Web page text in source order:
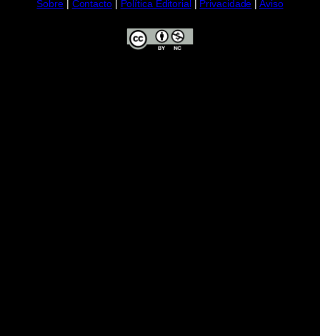
Sobre| Contacto| Política Editorial Privacidade |Aviso